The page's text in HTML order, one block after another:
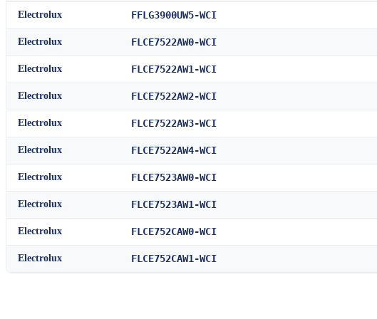
Electrolux FFLG3900UW5-WCI
Electrolux FLCE7522AW0-WCI
Electrolux FLCE7522AW1-WCI
Electrolux FLCE7522AW2-WCI
Electrolux FLCE7522AW3-WCI
Electrolux FLCE7522AW4-WCI
Electrolux FLCE7523AW0-WCI
Electrolux FLCE7523AW1-WCI
Electrolux FLCE752CAW0-WCI
Electrolux FLCE752CAW1-WCI